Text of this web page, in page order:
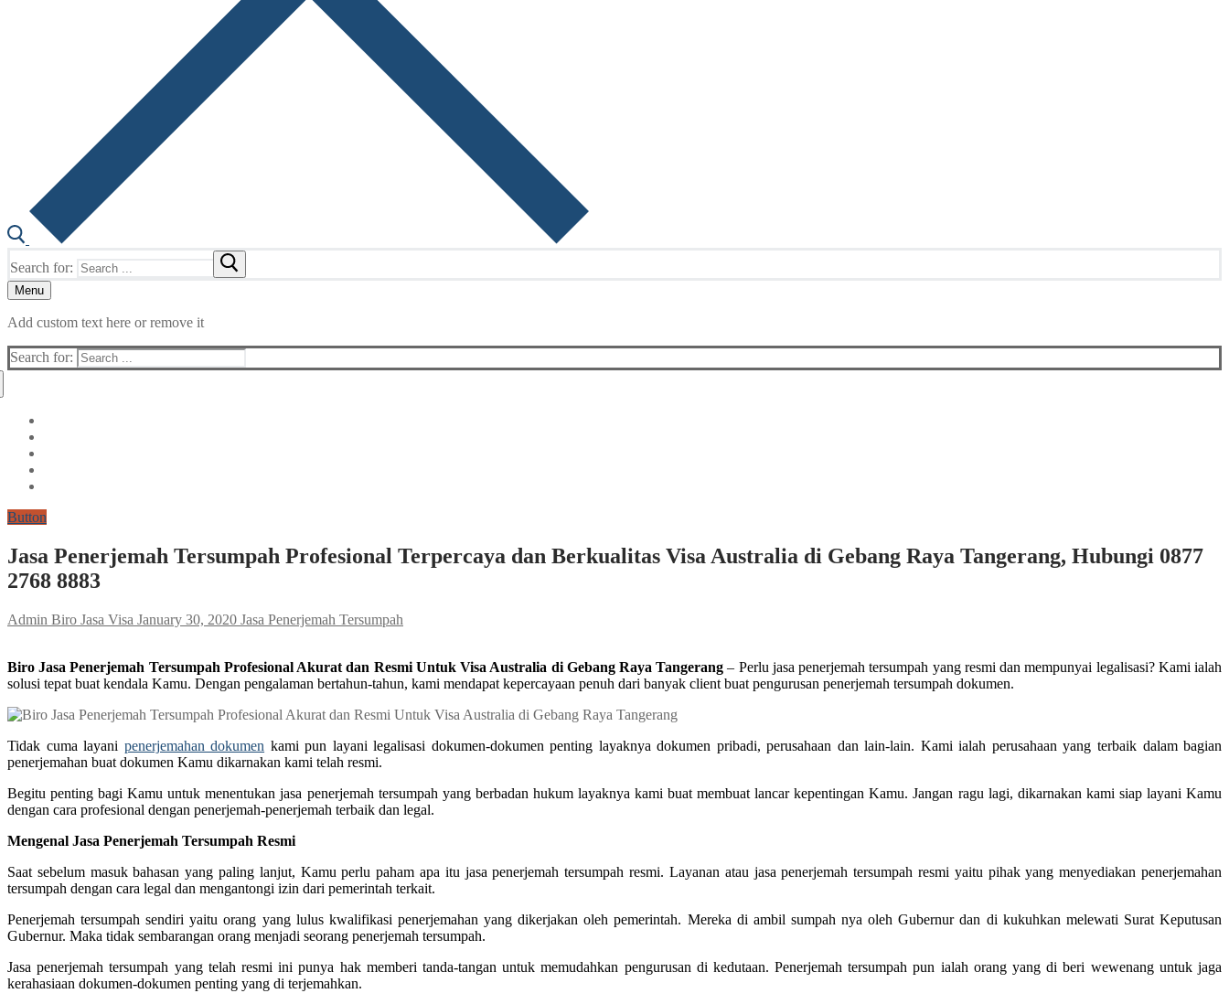
Search for:
Menu
Add custom text here or remove it
Search for:
Button
Jasa Penerjemah Tersumpah Profesional Terpercaya dan Berkualitas Visa Australia di Gebang Raya Tangerang, Hubungi 0877
2768 8883
Admin Biro Jasa Visa January 30, 2020 Jasa Penerjemah Tersumpah
Biro Jasa Penerjemah Tersumpah Profesional Akurat dan Resmi Untuk Visa Australia di Gebang Raya Tangerang – Perlu jasa penerjemah tersumpah yang resmi dan mempunyai legalisasi? Kami ialah
solusi tepat buat kendala Kamu. Dengan pengalaman bertahun-tahun, kami mendapat kepercayaan penuh dari banyak client buat pengurusan penerjemah tersumpah dokumen.
Tidak cuma layani penerjemahan dokumen kami pun layani legalisasi dokumen-dokumen penting layaknya dokumen pribadi, perusahaan dan lain-lain. Kami ialah perusahaan yang terbaik dalam bagian
penerjemahan buat dokumen Kamu dikarnakan kami telah resmi.
Begitu penting bagi Kamu untuk menentukan jasa penerjemah tersumpah yang berbadan hukum layaknya kami buat membuat lancar kepentingan Kamu. Jangan ragu lagi, dikarnakan kami siap layani Kamu
dengan cara profesional dengan penerjemah-penerjemah terbaik dan legal.
Mengenal Jasa Penerjemah Tersumpah Resmi
Saat sebelum masuk bahasan yang paling lanjut, Kamu perlu paham apa itu jasa penerjemah tersumpah resmi. Layanan atau jasa penerjemah tersumpah resmi yaitu pihak yang menyediakan penerjemahan
tersumpah dengan cara legal dan mengantongi izin dari pemerintah terkait.
Penerjemah tersumpah sendiri yaitu orang yang lulus kwalifikasi penerjemahan yang dikerjakan oleh pemerintah. Mereka di ambil sumpah nya oleh Gubernur dan di kukuhkan melewati Surat Keputusan
Gubernur. Maka tidak sembarangan orang menjadi seorang penerjemah tersumpah.
Jasa penerjemah tersumpah yang telah resmi ini punya hak memberi tanda-tangan untuk memudahkan pengurusan di kedutaan. Penerjemah tersumpah pun ialah orang yang di beri wewenang untuk jaga
kerahasiaan dokumen-dokumen penting yang di terjemahkan.